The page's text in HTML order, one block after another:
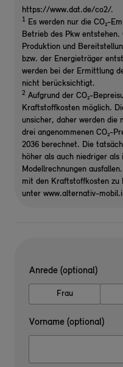
https://www.dat.de/co2/.
1 Es werden nur die CO₂-
Betrieb des Pkw entstehen.
Produktion und
bzw. der Energieträger
werden bei der Ermittlung
nicht berücksichtigt.
2 Aufgrund der CO₂-
Kraftstoffkosten möglich.
unsicher, daher werden die
drei angenommenen CO₂-
2036 berechnet. Die
höher als auch niedriger als
Modellrechnungen
mit den Kraftstoffkosten zu
unter www.alternativ-
Anrede (optional)
Frau
Vorname (optional)